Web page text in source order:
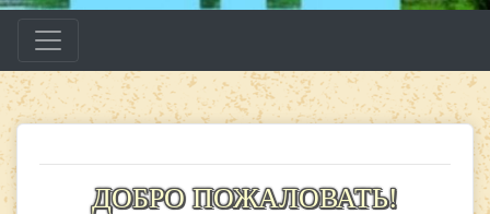
ДОБРО ПОЖАЛОВАТЬ!